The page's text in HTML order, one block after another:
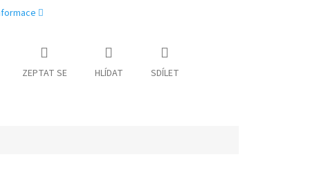
ZEPTAT SE HLÍDAT SDÍLET